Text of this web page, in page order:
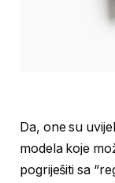
Da, one su
modela koje
pogriješiti sa